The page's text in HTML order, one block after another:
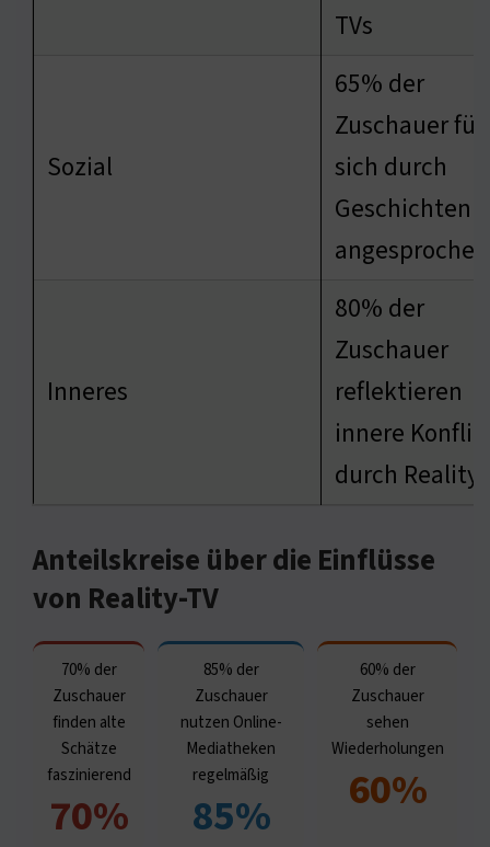
TVs
Sozial
65% der
Zuschauer
sich durch
Geschichten
angesprochen
Inneres
80% der
Zuschauer
reflektieren
innere
durch Reality-
Anteilskreise über die Einflüsse
von Reality-TV
70% der
Zuschauer
finden alte
Schätze
faszinierend
70%
85% der
Zuschauer
nutzen Online-
Mediatheken
regelmäßig
85%
60% der
Zuschauer
sehen
Wiederholungen
60%